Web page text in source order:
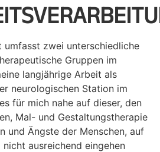
umfasst zwei unterschiedliche
Gruppen im
langjährige Arbeit als
neurologischen Station im
für mich nahe auf dieser, den
Mal- und Gestaltungstherapie
und Ängste der Menschen, auf
ausreichend eingehen